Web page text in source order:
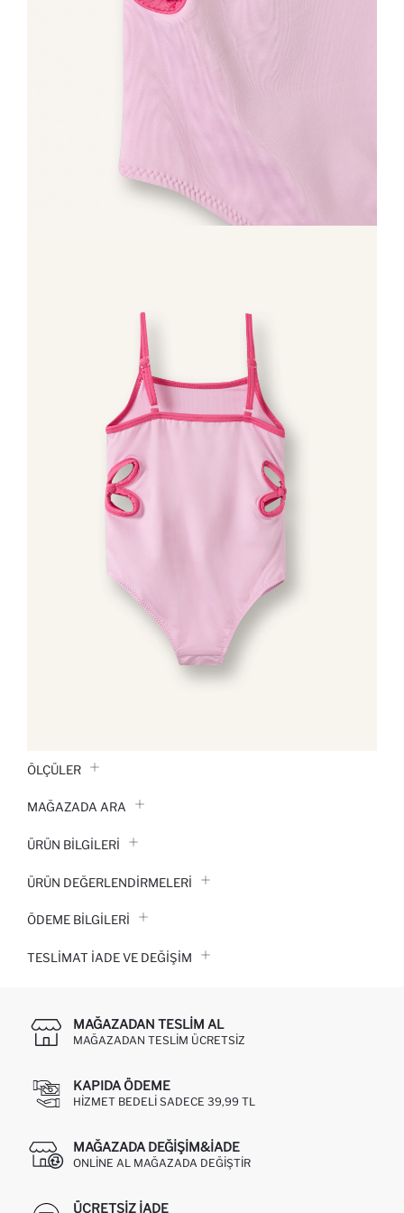
ÖLÇÜLER
MAĞAZADA ARA
ÜRÜN BILGILERI
ÜRÜN DEĞERLENDİRMELERİ
ÖDEME BİLGİLERİ
TESLIMAT İADE VE DEĞIŞIM
MAĞAZADAN TESLIM AL
MAĞAZADAN TESLIM ÜCRETSIZ
KAPIDA ÖDEME
HIZMET BEDELI SADECE 39,99 TL
MAĞAZADA DEĞIŞIM&İADE
ONLINE AL MAĞAZADA DEĞIŞTIR
ÜCRETSIZ IADE